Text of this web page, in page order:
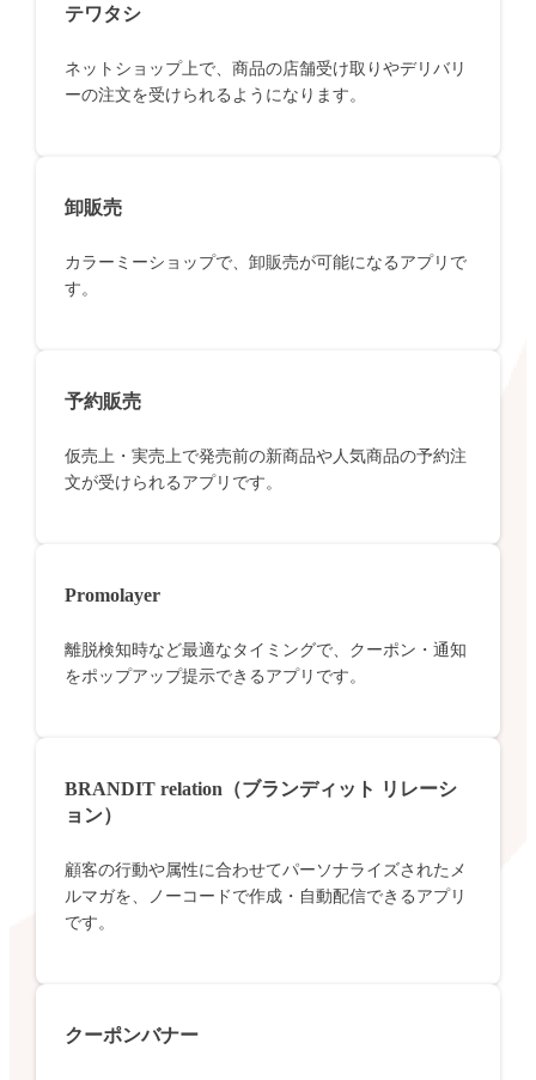
テワタシ
ネットショップ上で、商品の店舗受け取りやデリバリ
ーの注文を受けられるようになります。
卸販売
カラーミーショップで、卸販売が可能になるアプリで
す。
予約販売
仮売上・実売上で発売前の新商品や人気商品の予約注
文が受けられるアプリです。
Promolayer
離脱検知時など最適なタイミングで、クーポン・通知
をポップアップ提示できるアプリです。
BRANDIT relation（ブランディット リレーシ
ョン）
顧客の行動や属性に合わせてパーソナライズされたメ
ルマガを、ノーコードで作成・自動配信できるアプリ
です。
クーポンバナー